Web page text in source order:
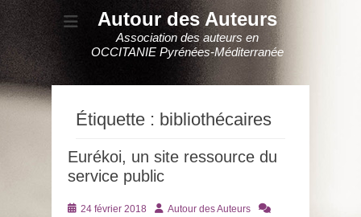
Autour des Auteurs
Association des auteurs en
OCCITANIE Pyrénées-Méditerranée
Étiquette : bibliothécaires
Eurékoi, un site ressource du
service public
Posté24 février 2018 AuteurAutour des Auteurs